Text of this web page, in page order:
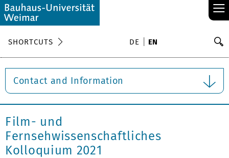
≡
SHORTCUTS DE EN
Contact and Information
Film- und
Fernsehwissenschaftliches
Kolloquium 2021